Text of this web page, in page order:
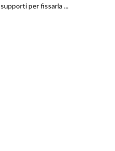
per fissarla ...